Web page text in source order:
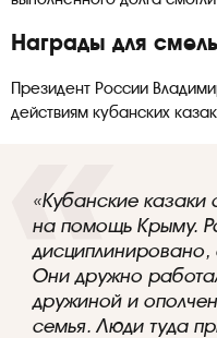
Награды для
Президент России
действиям кубанских
«Кубанские
на помощь Крыму.
дисциплинировано,
Они дружно
дружиной и
семья. Люди туда